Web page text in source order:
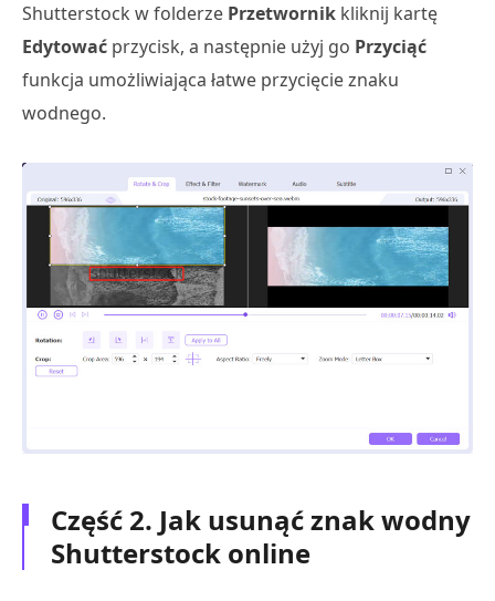
Shutterstock w folderze Przetwornik kliknij kartę
Edytować przycisk, a następnie użyj go Przyciąć
funkcja umożliwiająca łatwe przycięcie znaku
wodnego.
Część 2. Jak usunąć znak wodny
Shutterstock online